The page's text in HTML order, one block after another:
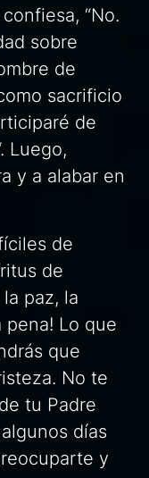
“No.
sobre
de
sacrificio
de
Luego,
y a alabar en
de
de
paz, la
Lo que
que
No te
tu Padre
días
y